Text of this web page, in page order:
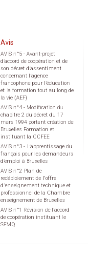
Avis
AVIS n°5 - Avant-projet
d’accord de coopération et de
son décret d’assentiment
concernant l’agence
francophone pour l’éducation
et la formation tout au long de
la vie (AEF)
AVIS n°4 - Modification du
chapitre 2 du décret du 17
mars 1994 portant création de
Bruxelles Formation et
instituant la CCFEE
AVIS n°3 - L’apprentissage du
français pour les demandeurs
d’emploi à Bruxelles
AVIS n°2 Plan de
redéploiement de l'offre
d'enseignement technique et
professionnel de la Chambre
enseignement de Bruxelles
AVIS n°1 Révision de l’accord
de coopération instituant le
SFMQ